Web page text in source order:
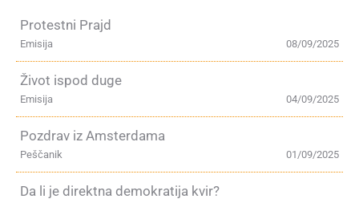
Protestni Prajd
08/09/2025
Emisija
Život ispod duge
04/09/2025
Emisija
Pozdrav iz Amsterdama
01/09/2025
Peščanik
Da li je direktna demokratija kvir?